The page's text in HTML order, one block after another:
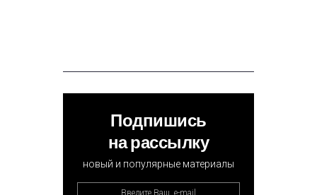
Подпишись
на рассылку
новый и популярные материалы